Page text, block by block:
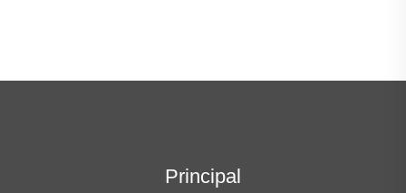
Principal